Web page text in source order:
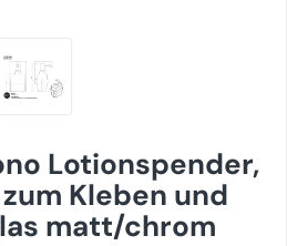
Lotionspender,
Kleben und
matt/chrom